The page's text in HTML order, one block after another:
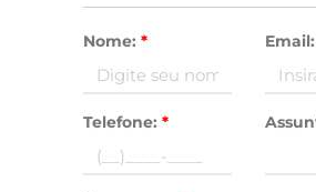
Nome: * Email:
Telefone: *